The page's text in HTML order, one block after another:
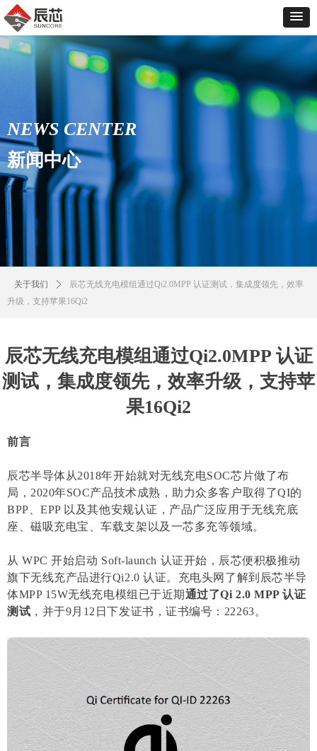
辰芯无线充电模组通过Qi2.0MPP 认证
测试，集成度领先，效率升级，支持苹
果16Qi2
前言
辰芯半导体从2018年开始就对无线充电SOC芯片做了布
局，2020年SOC产品技术成熟，助力众多客户取得了QI的
BPP、EPP 以及其他安规认证，产品广泛应用于无线充底
座、磁吸充电宝、车载支架以及一芯多充等领域。
从 WPC 开始启动 Soft-launch 认证开始，辰芯便积极推动
旗下无线充产品进行Qi2.0 认证。充电头网了解到辰芯半导
体MPP 15W无线充电模组已于近期通过了Qi 2.0 MPP 认证
测试 ，并于9月12日下发证书，证书编号：22263。
关于我们 ꄲ
辰芯无线充电模组通过Qi2.0MPP 认证测试，集成度领先，效率
升级，支持苹果16Qi2
NEWS CENTER
新闻中心